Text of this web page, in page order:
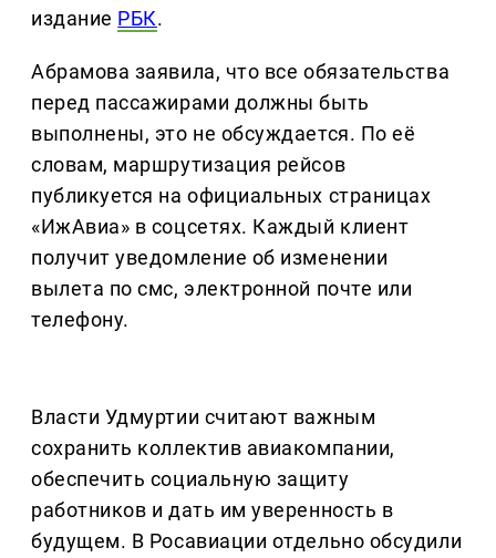
издание РБК.
Абрамова заявила, что все обязательства
перед пассажирами должны быть
выполнены, это не обсуждается. По её
словам, маршрутизация рейсов
публикуется на официальных страницах
«ИжАвиа» в соцсетях. Каждый клиент
получит уведомление об изменении
вылета по смс, электронной почте или
телефону.
Власти Удмуртии считают важным
сохранить коллектив авиакомпании,
обеспечить социальную защиту
работников и дать им уверенность в
будущем. В Росавиации отдельно обсудили